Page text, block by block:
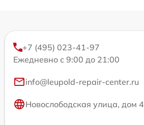
+7 (495) 023-41-97
Ежедневно с 9:00 до 21:00
info@leupold-repair-center.ru
Новослободская улица, дом 4